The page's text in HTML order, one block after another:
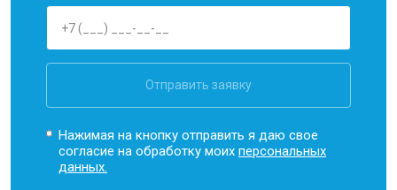
Отправить заявку
Нажимая на кнопку отправить я даю свое
согласие на обработку моихперсональных
данных.